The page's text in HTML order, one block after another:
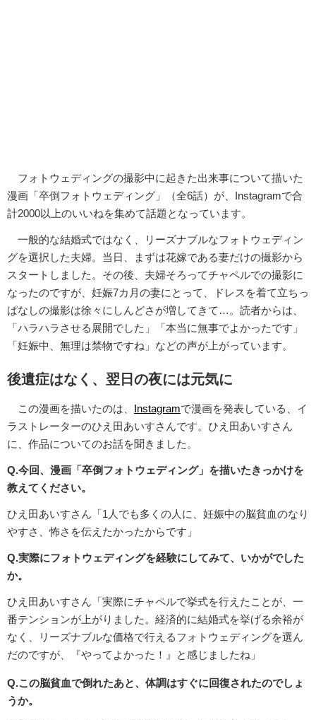
フォトウェディングの撮影中に起きた出来事について描いた
漫画「卒倒フォトウェディング」（全6話）が、Instagramで合
計2000以上のいいねを集めて話題となっています。
一般的な結婚式ではなく、リーズナブルなフォトウェディン
グを選択した夫婦。当日、まずは花嫁である妻だけの撮影から
スタートしました。その後、夫婦そろってチャペルでの撮影に
なったのですが、妊娠7カ月の妻にとって、ドレスを着て立ちっ
ぱなしの撮影は徐々にしんどさが増してきて…。読者からは、
「ハラハラさせる展開でした」「本当に無事でよかったです」
「妊娠中、無理は禁物ですね」などの声が上がっています。
後遺症はなく、翌日の夜には元気に
この漫画を描いたのは、 Instagramで漫画を発表している、イ
ラストレーターのひえ田あいすさんです。ひえ田あいすさん
に、作品についてのお話を聞きました。
Q.今回、漫画「卒倒フォトウェディング」を描いたきっかけを
教えてください。
ひえ田あいすさん「1人でも多くの人に、妊娠中の脳貧血のなり
やすさ、怖さを伝えたかったからです」
Q.実際にフォトウェディングを経験にしてみて、いかがでした
か。
ひえ田あいすさん「実際にチャペルで挙式を行えたことが、一
番テンションが上がりました。経済的に結婚式を挙げる余裕が
なく、リーズナブルな価格で行えるフォトウェディングを選ん
だのですが、『やってよかった！』と感じましたね」
Q.この脳貧血で倒れたあと、体調はすぐに回復されたのでしょ
うか。